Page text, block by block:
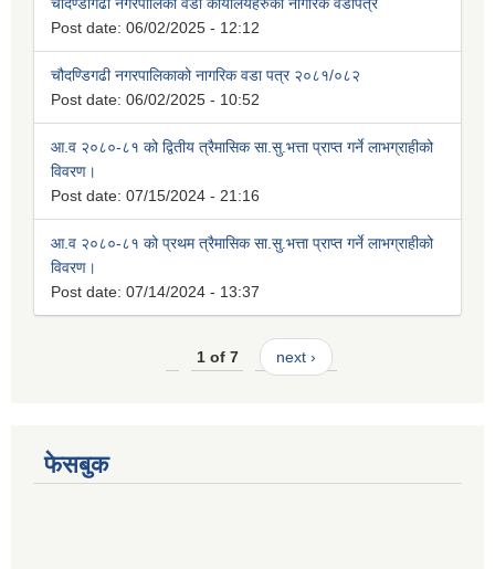
Post date: 06/02/2025 - 12:12
चौदण्डिगढी नगरपालिकाको नागरिक वडा पत्र २०८१/०८२
Post date: 06/02/2025 - 10:52
आ.व २०८०-८१ को द्वितीय त्रैमासिक सा.सु.भत्ता प्राप्त गर्ने लाभग्राहीको
विवरण।
Post date: 07/15/2024 - 21:16
आ.व २०८०-८१ को प्रथम त्रैमासिक सा.सु.भत्ता प्राप्त गर्ने लाभग्राहीको
विवरण।
Post date: 07/14/2024 - 13:37
1 of 7 next ›
फेसबुक